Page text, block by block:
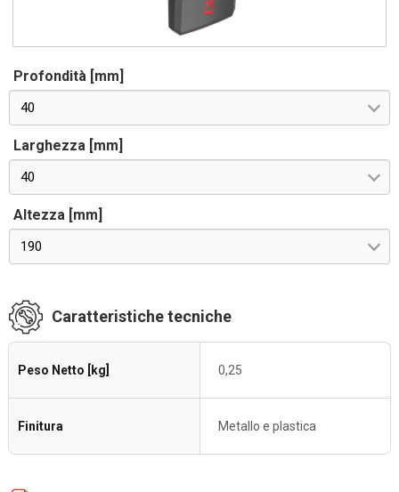
Profondità [mm]
40
Larghezza [mm]
40
Altezza [mm]
190
Caratteristiche tecniche
Peso Netto [kg] 0,25
Finitura Metallo e plastica